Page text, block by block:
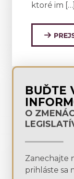
ktoré im […]
BUĎTE
O
Zanechajte
prihláste sa